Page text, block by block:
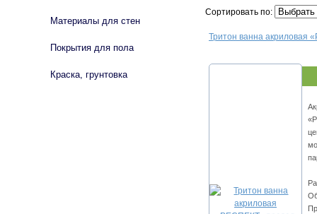
Сортировать по:
Тритон ванна акриловая
Материалы для стен
Покрытия для пола
Краска, грунтовка